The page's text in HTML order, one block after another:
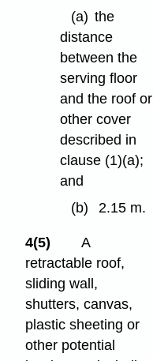
(a) the
distance
between the
serving floor
and the roof or
other cover
described in
clause (1)⁠(a);
and
(b)
2.15 m.
4(5)
A
retractable roof,
sliding wall,
shutters, canvas,
plastic sheeting or
other potential